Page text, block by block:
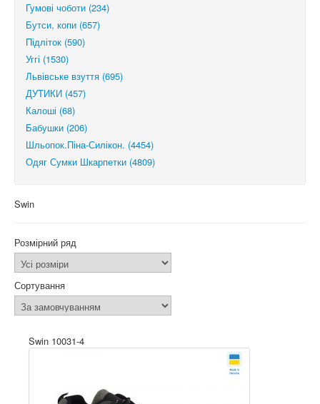
Гумові чоботи (234)
Бутси, копи (657)
Підліток (590)
Уггі (1530)
Львівське взуття (695)
ДУТИКИ (457)
Калоші (68)
Бабушки (206)
Шльопок.Піна-Силікон. (4454)
Одяг Сумки Шкарпетки (4809)
Swin
Розмірний ряд
Сортування
Swin 10031-4